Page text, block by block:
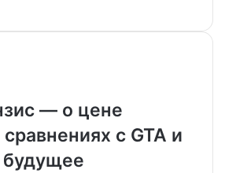
— о цене
с GTA и
будущее